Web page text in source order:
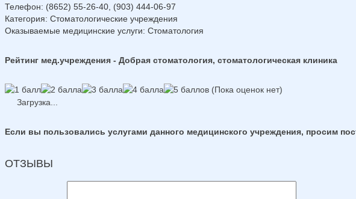
Телефон: (8652) 55-26-40, (903) 444-06-97
Категория: Стоматологические учреждения
Оказываемые медицинские услуги: Стоматология
Рейтинг мед.учреждения - Добрая стоматология, стоматологическая клиника
(Пока оценок нет)
Загрузка...
Если вы пользовались услугами данного медицинского учреждения, просим
ОТЗЫВЫ